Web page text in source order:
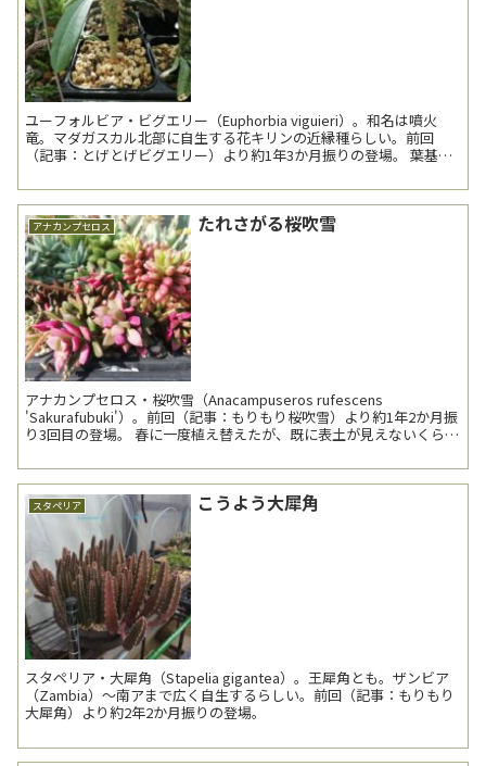
ユーフォルビア・ビグエリー（Euphorbia viguieri）。和名は噴火
竜。マダガスカル北部に自生する花キリンの近縁種らしい。前回
（記事：とげとげビグエリー）より約1年3か月振りの登場。 葉基の
アナカンプセロス たれさがる桜吹雪
アナカンプセロス・桜吹雪（Anacampuseros rufescens
'Sakurafubuki'）。前回（記事：もりもり桜吹雪）より約1年2か月振
り3回目の登場。 春に一度植え替えたが、既に表土が見えないくらい
スタペリア こうよう大犀角
スタペリア・大犀角（Stapelia gigantea）。王犀角とも。ザンビア
（Zambia）～南アまで広く自生するらしい。前回（記事：もりもり
大犀角）より約2年2か月振りの登場。